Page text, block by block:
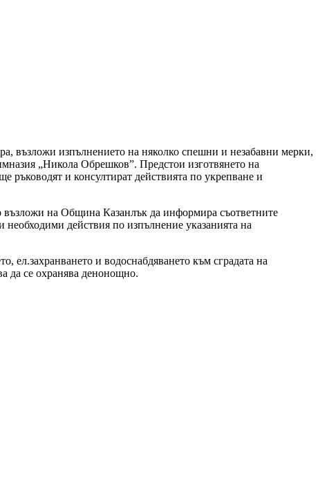
възложи изпълнението на няколко спешни и незабавни мерки,
„Никола Обрешков”. Предстои изготвянето на
ръководят и консултират действията по укрепване и
на Община Казанлък да информира съответните
необходими действия по изпълнение указанията на
ел.захранването и водоснабдяването към сградата на
да се охранява денонощно.